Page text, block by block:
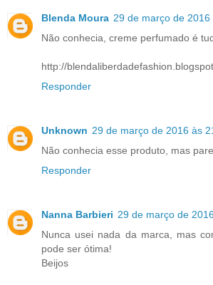
Blenda Moura 29 de março de 2016
Não conhecia, creme perfumado é
http://
Responder
Unknown 29 de março de 2016 às
Não conhecia esse produto, mas
Responder
Nanna Barbieri 29 de março de
Nunca usei nada da marca, mas
pode ser ótima!
Beijos